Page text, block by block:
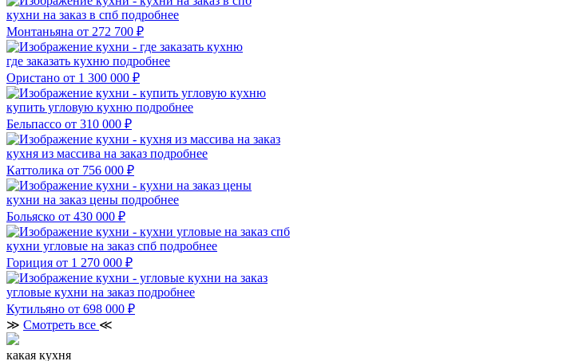
кухни на заказ в спб подробнее
Монтаньяна от 272 700 ₽
где заказать кухню подробнее
Ористано от 1 300 000 ₽
купить угловую кухню подробнее
Бельпассо от 310 000 ₽
кухня из массива на заказ подробнее
Каттолика от 756 000 ₽
кухни на заказ цены подробнее
Больяско от 430 000 ₽
кухни угловые на заказ спб подробнее
Гориция от 1 270 000 ₽
угловые кухни на заказ подробнее
Кутильяно от 698 000 ₽
≫ Смотреть все ≪
какая кухня